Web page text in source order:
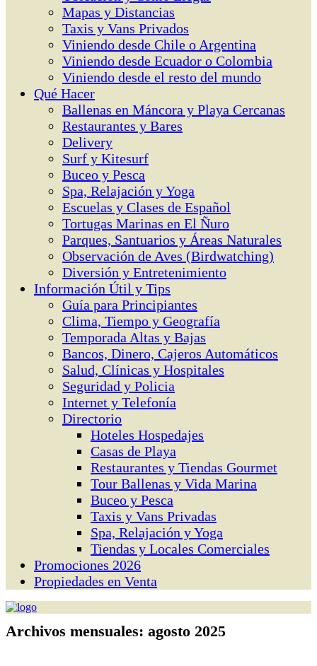
Mapas y Distancias
Taxis y Vans Privados
Viniendo desde Chile o Argentina
Viniendo desde Ecuador o Colombia
Viniendo desde el resto del mundo
Qué Hacer
Ballenas en Máncora y Playa Cercanas
Restaurantes y Bares
Delivery
Surf y Kitesurf
Buceo y Pesca
Spa, Relajación y Yoga
Escuelas y Clases de Español
Tortugas Marinas en El Ñuro
Parques, Santuarios y Áreas Naturales
Observación de Aves (Birdwatching)
Diversión y Entretenimiento
Información Útil y Tips
Guía para Principiantes
Clima, Tiempo y Geografía
Temporada Altas y Bajas
Bancos, Dinero, Cajeros Automáticos
Salud, Clínicas y Hospitales
Seguridad y Policia
Internet y Telefonía
Directorio
Hoteles Hospedajes
Casas de Playa
Restaurantes y Tiendas Gourmet
Tour Ballenas y Vida Marina
Buceo y Pesca
Taxis y Vans Privadas
Spa, Relajación y Yoga
Tiendas y Locales Comerciales
Promociones 2026
Propiedades en Venta
Archivos mensuales: agosto 2025